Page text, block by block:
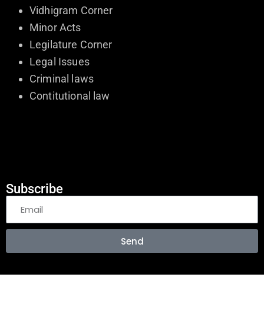
Vidhigram Corner
Minor Acts
Legilature Corner
Legal Issues
Criminal laws
Contitutional law
Subscribe
Send